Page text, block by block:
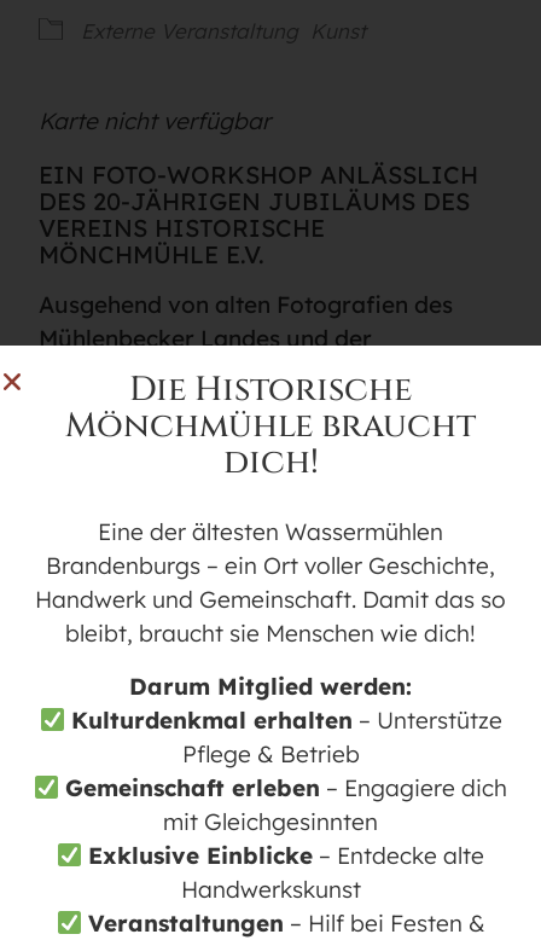
Externe Veranstaltung Kunst
Karte nicht verfügbar
EIN FOTO-WORKSHOP ANLÄSSLICH
DES 20-JÄHRIGEN JUBILÄUMS DES
VEREINS HISTORISCHE
MÖNCHMÜHLE E.V.
Ausgehend von alten Fotografien des
Mühlenbecker Landes und der
Historischen Mönchmühle wollen wir uns
auf die Suche nach diesen Orten
begeben, Neues entdecken und
Vergangenes aufspüren.
Orte und Wege, Architektur, Kultur und
Natur werden zu einem lebendigen Bild
der Mühle und ihrer Umgebung.
Aus Anlass des 20-jährigen Jubiläums des
Vereins Historische Mönchmühle e.V.
werden wir eine Auswahl der Bilder im
Glasfoyer des Mühlensaals zeigen und
eine Postkartenserie mit einem Bildmotiv
jedes Teilnehmenden zum
Herbstmühlenfest am 07. September 2024
präsentieren.
Die Historische
Mönchmühle braucht
dich!
Eine der ältesten Wassermühlen
Brandenburgs – ein Ort voller Geschichte,
Handwerk und Gemeinschaft. Damit das so
bleibt, braucht sie Menschen wie dich!
Darum Mitglied werden:
Kulturdenkmal erhalten – Unterstütze
Pflege & Betrieb
Gemeinschaft erleben – Engagiere dich
mit Gleichgesinnten
Exklusive Einblicke – Entdecke alte
Handwerkskunst
Veranstaltungen – Hilf bei Festen &